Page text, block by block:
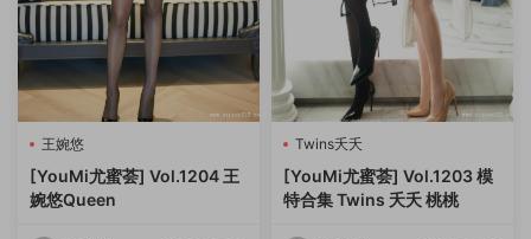
王婉悠
[YouMi尤蜜荟] Vol.1204 王
婉悠Queen
Twins夭夭
[YouMi尤蜜荟] Vol.1203 模
特合集 Twins 夭夭 桃桃